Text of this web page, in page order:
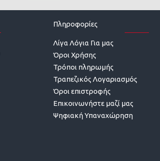
Πληροφορίες
Λίγα Λόγια Για μας
Όροι Χρήσης
Τρόποι πληρωμής
Τραπεζικός Λογαριασμός
Όροι επιστροφής
Επικοινωνήστε μαζί μας
Ψηφιακή Υπαναχώρηση